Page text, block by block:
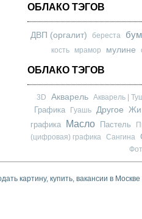
ОБЛАКО ТЭГОВ
ДВП (оргалит) береста
кость мрамор мулине
ОБЛАКО ТЭГОВ
3D Акварель Акварель |
Графика Гуашь Другое
графика
Масло Пастель
(цифровая) графика
Сангина
картину, купить, вакансии в Москве